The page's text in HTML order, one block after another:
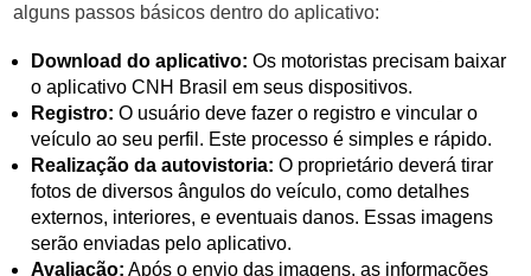
alguns passos básicos dentro do aplicativo:
Download do aplicativo: Os motoristas precisam baixar
o aplicativo CNH Brasil em seus dispositivos.
Registro: O usuário deve fazer o registro e vincular o
veículo ao seu perfil. Este processo é simples e rápido.
Realização da autovistoria: O proprietário deverá tirar
fotos de diversos ângulos do veículo, como detalhes
externos, interiores, e eventuais danos. Essas imagens
serão enviadas pelo aplicativo.
Avaliação: Após o envio das imagens, as informações